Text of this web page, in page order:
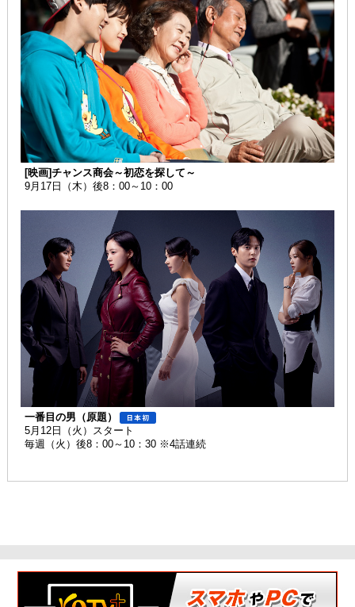
[映画]チャンス商会～初恋を探して～
9月17日（木）後8：00～10：00
一番目の男（原題）
5月12日（火）スタート
毎週（火）後8：00～10：30 ※4話連続